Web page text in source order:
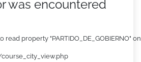
was encountered
read property "PARTIDO_DE_GOBIERNO"